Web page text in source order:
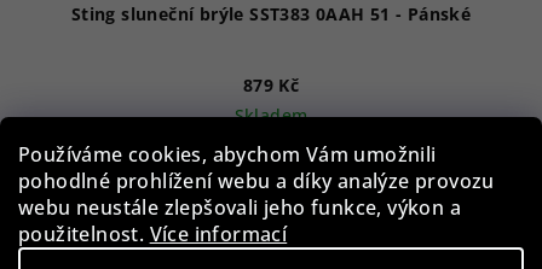
Používáme cookies, abychom Vám umožnili
pohodlné prohlížení webu a díky analýze provozu
webu neustále zlepšovali jeho funkce, výkon a
použitelnost. Více informací
Sting sluneční brýle SST383 0AAH 51 - Pánské
879 Kč
Skladem
Do košíku